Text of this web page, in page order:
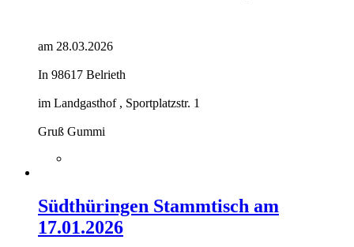
am 28.03.2026
In 98617 Belrieth
im Landgasthof , Sportplatzstr. 1
Gruß Gummi
Südthüringen Stammtisch am
17.01.2026